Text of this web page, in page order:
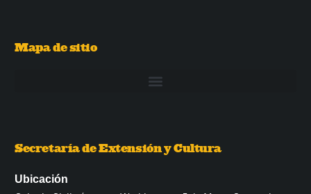
Mapa de sitio
Secretaría de Extensión y Cultura
Ubicación